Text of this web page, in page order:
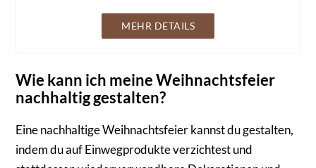
MEHR DETAILS
Wie kann ich meine Weihnachtsfeier
nachhaltig gestalten?
Eine nachhaltige Weihnachtsfeier kannst du gestalten,
indem du auf Einwegprodukte verzichtest und